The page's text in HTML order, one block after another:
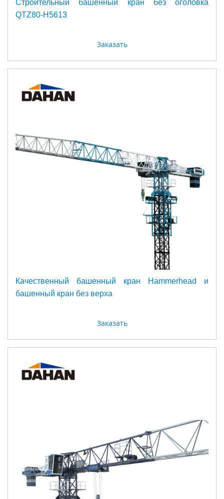
Строительный башенный кран без оголовка
QTZ80-H5613
Заказать
Качественный башенный кран Hammerhead и
башенный кран без верха
Заказать